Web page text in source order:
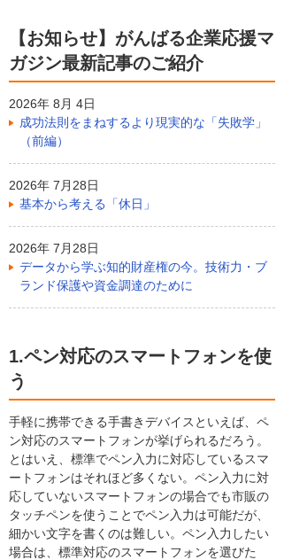
【お知らせ】がんばる企業応援マ
ガジン最新記事のご紹介
2026年 8月 4日
成功法則をまねするより現実的な「失敗学」
（前編）
2026年 7月28日
基本から考える「休日」
2026年 7月28日
データから学ぶ知的財産権の今。技術力・ブ
ランド保護や資金調達のために
1.ペン対応のスマートフォンを使
う
手軽に携帯できる手書きデバイスといえば、ペ
ン対応のスマートフォンが挙げられるだろう。
とはいえ、標準でペン入力に対応しているスマ
ートフォンはそれほど多くない。ペン入力に対
応していないスマートフォンの場合でも市販の
タッチペンを使うことでペン入力は可能だが、
細かい文字を書くのは難しい。ペン入力したい
場合は、標準対応のスマートフォンを選びた